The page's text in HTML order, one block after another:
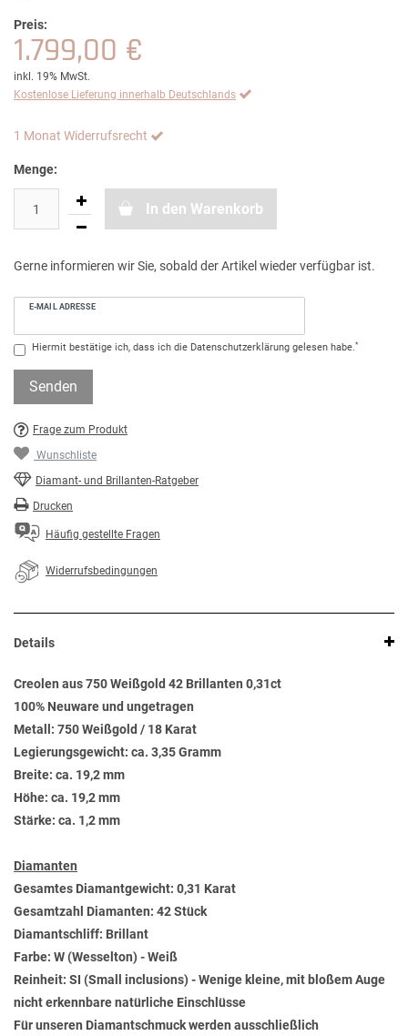
Preis:
1.799,00 €
inkl. 19% MwSt.
Kostenlose Lieferung innerhalb Deutschlands
1 Monat Widerrufsrecht
Menge:
In den Warenkorb
Gerne informieren wir Sie, sobald der Artikel wieder verfügbar ist.
E-MAIL ADRESSE
Hiermit bestätige ich, dass ich die Daten­schutz­erklärung gelesen habe.*
Senden
Frage zum Produkt
Wunschliste
Diamant- und Brillanten-Ratgeber
Drucken
Häufig gestellte Fragen
Widerrufsbedingungen
Details
Creolen aus 750 Weißgold 42 Brillanten 0,31ct
100% Neuware und ungetragen
Metall: 750 Weißgold / 18 Karat
Legierungsgewicht: ca. 3,35 Gramm
Breite: ca. 19,2 mm
Höhe: ca. 19,2 mm
Stärke: ca. 1,2 mm
Diamanten
Gesamtes Diamantgewicht: 0,31 Karat
Gesamtzahl Diamanten: 42 Stück
Diamantschliff: Brillant
Farbe: W (Wesselton) - Weiß
Reinheit: SI (Small inclusions) - Wenige kleine, mit bloßem Auge
nicht erkennbare natürliche Einschlüsse
Für unseren Diamantschmuck werden ausschließlich